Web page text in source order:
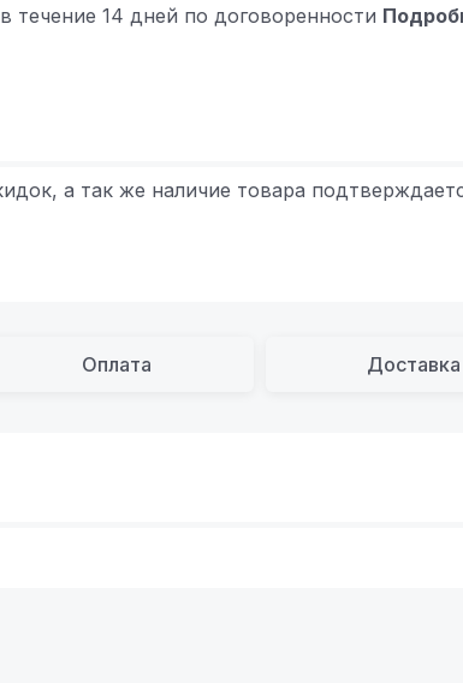
течение 14 дней по договоренности
а так же наличие товара
Оплата Доставка